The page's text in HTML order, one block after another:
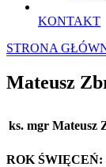
KONTAKT
STRONA
Mateusz
ks. mgr Mateusz
ROK ŚWIĘCEŃ: